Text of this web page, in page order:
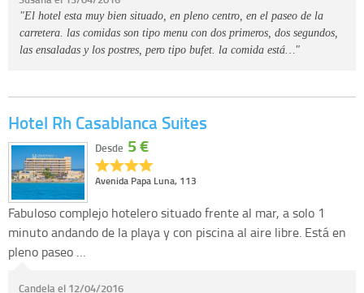
"El hotel esta muy bien situado, en pleno centro, en el paseo de la
carretera. las comidas son tipo menu con dos primeros, dos segundos,
las ensaladas y los postres, pero tipo bufet. la comida está…"
Hotel Rh Casablanca Suites
Avenida Papa Luna, 113
Desde 5 €
Fabuloso complejo hotelero situado frente al mar, a solo 1
minuto andando de la playa y con piscina al aire libre. Está en
pleno paseo …
Candela el 12/04/2016